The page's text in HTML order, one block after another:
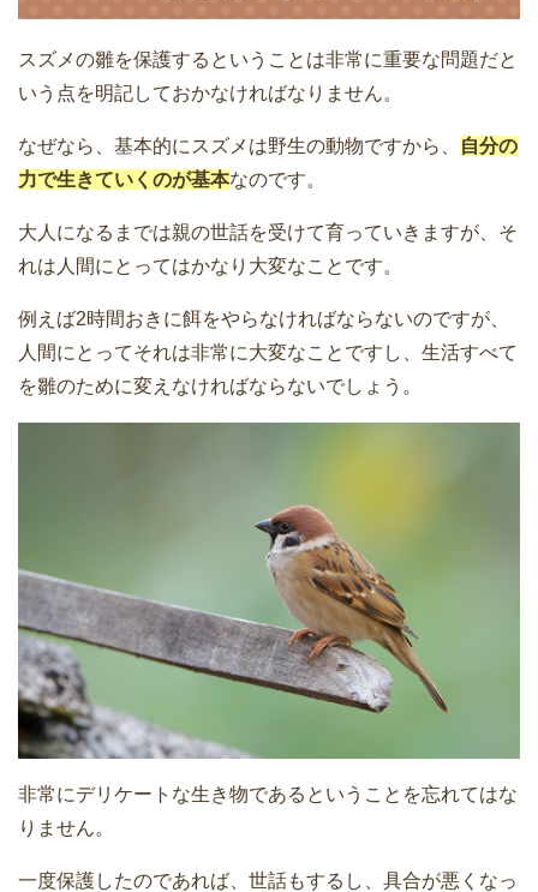
スズメの雛を保護するということは非常に重要な問題だと
いう点を明記しておかなければなりません。
なぜなら、基本的にスズメは野生の動物ですから、
自分の
力で生きていくのが基本なのです。
大人になるまでは親の世話を受けて育っていきますが、そ
れは人間にとってはかなり大変なことです。
例えば2時間おきに餌をやらなければならないのですが、
人間にとってそれは非常に大変なことですし、生活すべて
を雛のために変えなければならないでしょう。
非常にデリケートな生き物であるということを忘れてはな
りません。
一度保護したのであれば、世話もするし、具合が悪くなっ